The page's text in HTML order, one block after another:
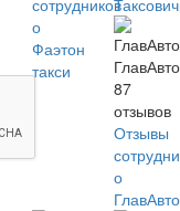
сотрудников
о
Фаэтон
такси
87
отзывов
Отзывы
о